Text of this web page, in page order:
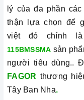
lý của đa phần
thận lựa chọn để
việt đó chính
115BMSSMA sản
người tiêu dùng..
FAGOR thương
Tây Ban Nha.